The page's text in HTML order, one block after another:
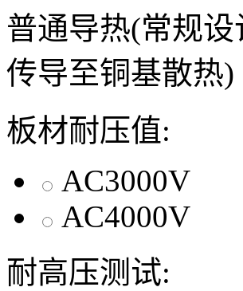
普通导热(常规
传导至铜基散热)
板材耐压值:
AC3000V
AC4000V
耐高压测试: